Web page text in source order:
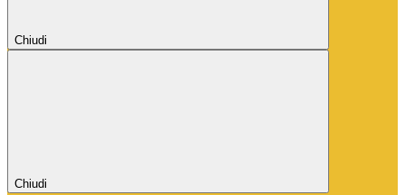
Chiudi
Chiudi